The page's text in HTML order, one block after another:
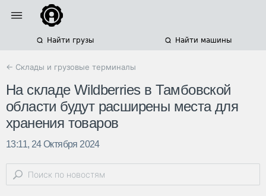
Найти грузы Найти машины
← Склады и грузовые терминалы
На складе Wildberries в Тамбовской
области будут расширены места для
хранения товаров
13:11, 24 Октября 2024